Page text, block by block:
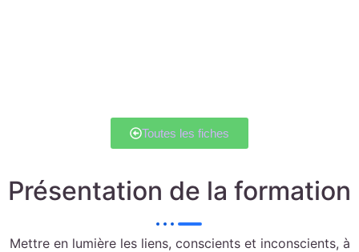
Toutes les fiches
Présentation de la formation
Mettre en lumière les liens, conscients et inconscients, à